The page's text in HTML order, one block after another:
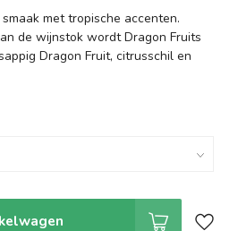
met tropische accenten.
de wijnstok wordt Dragon Fruits
Dragon Fruit, citrusschil en